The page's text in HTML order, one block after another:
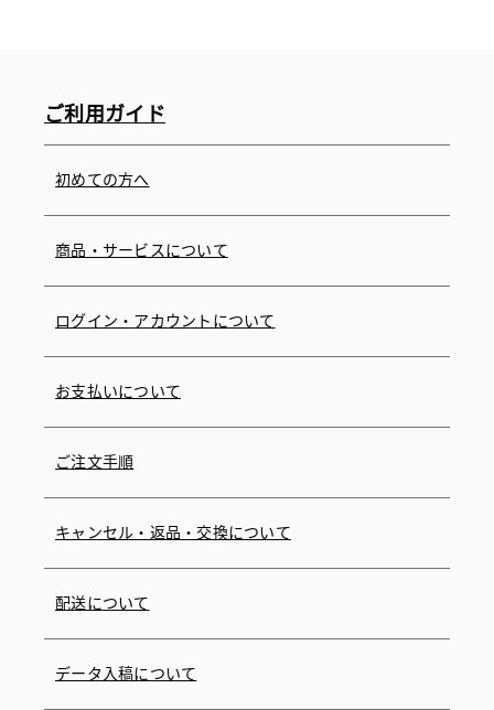
ご利用ガイド
初めての方へ
商品・サービスについて
ログイン・アカウントについて
お支払いについて
ご注文手順
キャンセル・返品・交換について
配送について
データ入稿について